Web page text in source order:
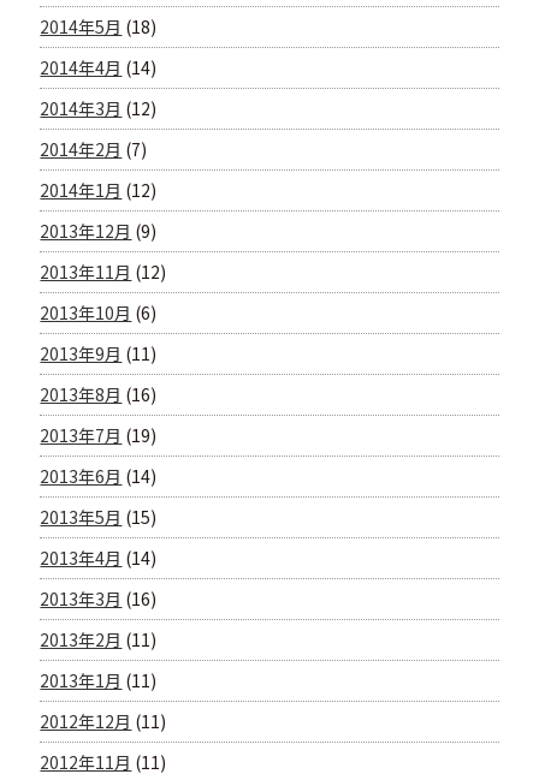
2014年5月 (18)
2014年4月 (14)
2014年3月 (12)
2014年2月 (7)
2014年1月 (12)
2013年12月 (9)
2013年11月 (12)
2013年10月 (6)
2013年9月 (11)
2013年8月 (16)
2013年7月 (19)
2013年6月 (14)
2013年5月 (15)
2013年4月 (14)
2013年3月 (16)
2013年2月 (11)
2013年1月 (11)
2012年12月 (11)
2012年11月 (11)